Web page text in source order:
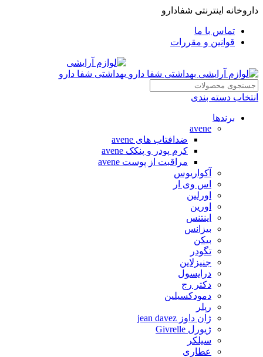
داروخانه اینترنتی شفادارو
تماس با ما
قوانین و مقررات
انتخاب دسته بندی
برندها
avene
ضدافتاب های avene
کرم پودر و پنکک avene
مراقبت از پوست avene
آکواریوس
اس وی ار
اورلین
اورین
اینتنس
بیزانس
بیکن
تگودر
جنیزلاین
درایسول
دکتر رج
دمودکسیلین
رپلر
ژان داوز jean davez
ژیورل Givrelle
سیلکر
عطاری